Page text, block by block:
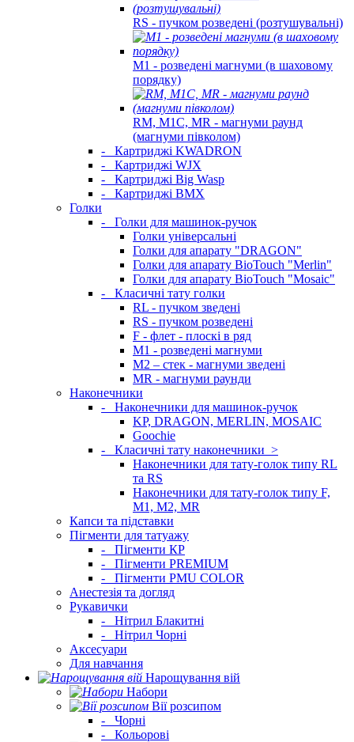
RS - пучком розведені (розтушувальні)
M1 - розведені магнуми (в шаховому
порядку)
RM, M1C, MR - магнуми раунд
(магнуми півколом)
-
Картриджі KWADRON
-
Картриджі WJX
-
Картриджі Big Wasp
-
Картриджі BMX
Голки
-
Голки для машинок-ручок
Голки універсальні
Голки для апарату "DRAGON"
Голки для апарату BioTouch "Merlin"
Голки для апарату BioTouch "Mosaic"
-
Класичні тату голки
RL - пучком зведені
RS - пучком розведені
F - флет - плоскі в ряд
M1 - розведені магнуми
M2 – стек - магнуми зведені
MR - магнуми раунди
Наконечники
-
Наконечники для машинок-ручок
KP, DRAGON, MERLIN, MOSAIC
Goochie
-
Класичні тату наконечники >
Наконечники для тату-голок типу RL
та RS
Наконечники для тату-голок типу F,
M1, M2, MR
Капси та підставки
Пігменти для татуажу
-
Пігменти КР
-
Пігменти PREMIUM
-
Пігменти PMU COLOR
Анестезія та догляд
Рукавички
-
Нітрил Блакитні
-
Нітрил Чорні
Аксесуари
Для навчання
Нарощування вій
Набори
Вії розсипом
-
Чорні
-
Кольорові